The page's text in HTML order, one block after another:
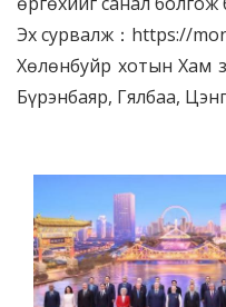
Эх сурвалж：https://
Хөлөнбуйр хотын Хам
Бүрэнбаяр, Гялбаа,